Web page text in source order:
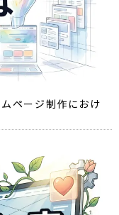
ページ制作におけ